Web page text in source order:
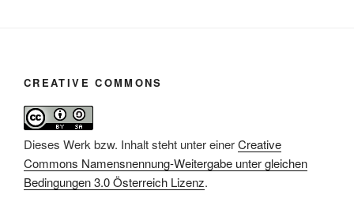
CREATIVE COMMONS
Dieses Werk bzw. Inhalt steht unter einerCreative
Commons Namensnennung-Weitergabe unter gleichen
Bedingungen 3.0 Österreich Lizenz.